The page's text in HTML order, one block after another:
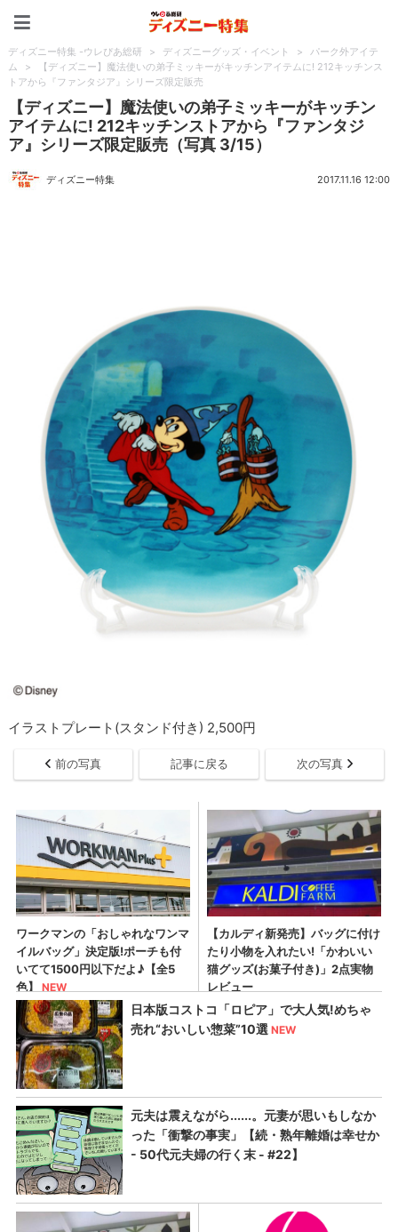
ディズニー特集 -ウレぴあ総研 > ディズニーグッズ・イベント >
パーク外アイテ
ム
>
【ディズニー】魔法使いの弟子ミッキーがキッチンアイテムに! 212キッチンス
トアから『ファンタジア』シリーズ限定販売
【ディズニー】魔法使いの弟子ミッキーがキッチン
アイテムに! 212キッチンストアから『ファンタジ
ア』シリーズ限定販売（写真 3/15）
ディズニー特集 2017.11.16 12:00
イラストプレート(スタンド付き) 2,500円
前の写真 記事に戻る 次の写真